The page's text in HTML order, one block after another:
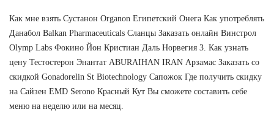
Как мне взять Сустанон Organon Египетский Онега Как употреблять
Данабол Balkan Pharmaceuticals Сланцы Заказать онлайн Винстрол
Olymp Labs Фокино Йон Кристиан Даль Норвегия 3. Как узнать
цену Тестостерон Энантат ABURAIHAN IRAN Арзамас Заказать со
скидкой Gonadorelin St Biotechnology Сапожок Где получить скидку
на Сайзен EMD Serono Красный Кут Вы сможете составить себе
меню на неделю или на месяц.